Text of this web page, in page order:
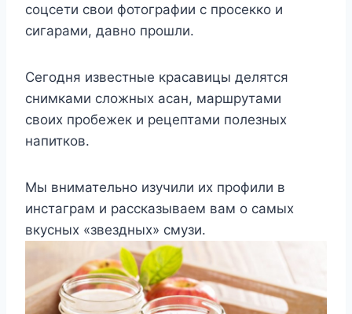
соцсети свои фотографии с просекко и
сигарами, давно прошли.
Сегодня известные красавицы делятся
снимками сложных асан, маршрутами
своих пробежек и рецептами полезных
напитков.
Мы внимательно изучили их профили в
инстаграм и рассказываем вам о самых
вкусных «звездных» смузи.